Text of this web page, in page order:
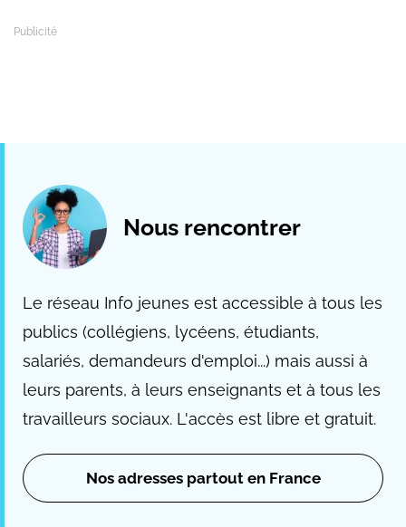
Nous rencontrer
Le réseau Info jeunes est accessible à tous les
publics (collégiens, lycéens, étudiants,
salariés, demandeurs d'emploi...) mais aussi à
leurs parents, à leurs enseignants et à tous les
travailleurs sociaux. L'accès est libre et gratuit.
Nos adresses partout en France